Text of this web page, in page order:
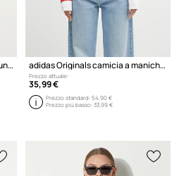
adidas Originals Top a maniche lunghe da donna adidas Originals camicia a maniche lunghe Footie Collar T
Prezzo attuale:
35,99 €
Prezzo standard:54,90 €
Prezzo più basso:33,99 €